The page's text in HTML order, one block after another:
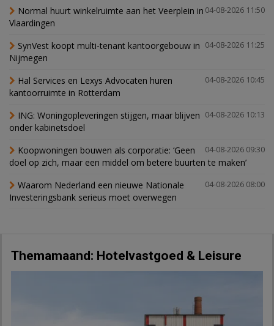
04-08-2026 11:50
Normal huurt winkelruimte aan het Veerplein in
Vlaardingen
04-08-2026 11:25
SynVest koopt multi-tenant kantoorgebouw in
Nijmegen
04-08-2026 10:45
Hal Services en Lexys Advocaten huren
kantoorruimte in Rotterdam
04-08-2026 10:13
ING: Woningopleveringen stijgen, maar blijven
onder kabinetsdoel
04-08-2026 09:30
Koopwoningen bouwen als corporatie: ‘Geen
doel op zich, maar een middel om betere buurten te maken’
04-08-2026 08:00
Waarom Nederland een nieuwe Nationale
Investeringsbank serieus moet overwegen
Themamaand: Hotelvastgoed & Leisure